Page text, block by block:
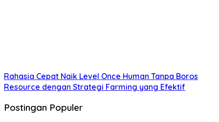
Rahasia Cepat Naik Level Once Human Tanpa Boros
Resource dengan Strategi Farming yang Efektif
Postingan Populer